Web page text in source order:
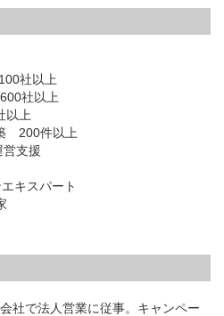
社以上
社以上
以上
200件以上
営支援
キスパート
社で法人営業に従事。キャンペー